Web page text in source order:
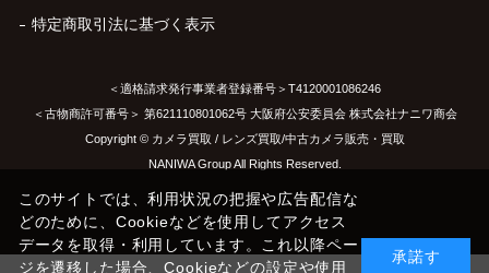
特定商取引法に基づく表示
＜適格請求発行事業者登録番号＞T4120001086246
＜古物商許可番号＞ 第621110801062号 大阪府公安委員会 株式会社ナニワ商会
Copyright © カメラ買取 / レンズ買取/中古カメラ販売・買取
NANIWA Group All Rights Reserved.
このサイトでは、利用状況の把握や広告配信な
どのために、Cookieなどを使用してアクセス
データを取得・利用しています。これ以降ペー
ジを遷移した場合、Cookieなどの設定や使用
承諾す